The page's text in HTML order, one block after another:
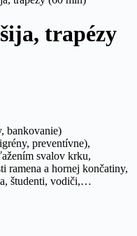
trapézy
bankovanie)
preventívne),
svalov krku,
ramena a hornej končatiny,
študenti, vodiči,…